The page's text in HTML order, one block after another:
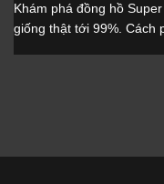
Khám phá đồng hồ
giống thật tới 99%. Cách